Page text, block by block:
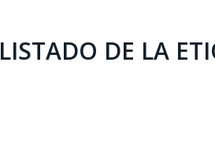
LISTADO DE LA